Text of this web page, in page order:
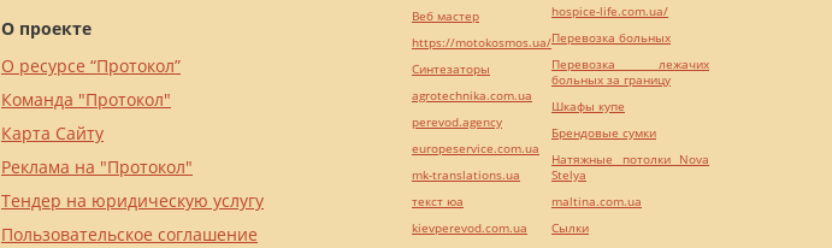
О проекте
О ресурсе “Протокол”
Команда "Протокол"
Карта Сайту
Реклама на "Протокол"
Тендер на юридическую услугу
Пользовательское соглашение
Веб мастер
https://motokosmos.ua/
Синтезаторы
agrotechnika.com.ua
perevod.agency
europeservice.com.ua
mk-translations.ua
текст юа
kievperevod.com.ua
hospice-life.com.ua/
Перевозка больных
Перевозка лежачих
больных за границу
Шкафы купе
Брендовые сумки
Натяжные потолки Nova
Stelya
maltina.com.ua
Cылки